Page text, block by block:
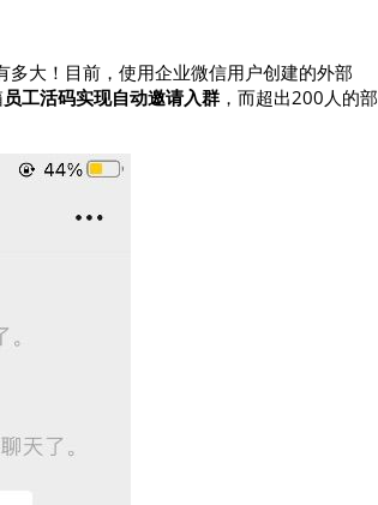
大！目前，使用企业微信用户创建的外部
员工活码实现自动邀请入群 ，而超出200人的部